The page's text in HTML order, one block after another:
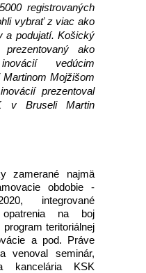
registrovaných
vybrať z viac ako
a podujatí. Košický
ako
vedúcim
Mojžišom
prezentoval
v Bruseli Martin
zamerané najmä
obdobie -
integrované
opatrenia na boj
teritoriálnej
a pod. Práve
venoval seminár,
kancelária KSK